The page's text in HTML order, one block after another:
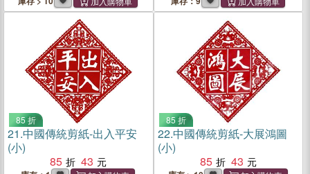
85 折
21.中國傳統剪紙-出入平安
(小)
85
43
85 折
22.中國傳統剪紙-大展鴻圖
(小)
85
43